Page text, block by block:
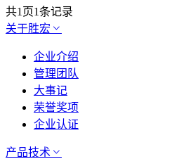
共1 页1条记录
关于胜宏
企业介绍
管理团队
大事记
荣誉奖项
企业认证
产品技术